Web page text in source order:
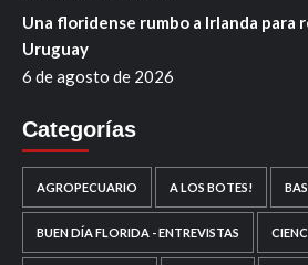
Una floridense rumbo a Irlanda para
Uruguay
6 de agosto de 2026
Categorías
AGROPECUARIO A LOS BOTES!
BUEN DÍA FLORIDA - ENTREVISTAS